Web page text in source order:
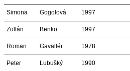
Simona Gogolová 1997
Zoltán Benko 1997
Roman Gavallér 1978
Peter Ľubušký 1990